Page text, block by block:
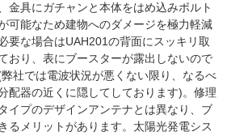
金具にガチャンと本体をはめ込みボルト
可能なため建物へのダメージを極力軽減
要な場合はUAH201の背面にスッキリ取
おり、表にブースターが露出しないので
社では電波状況が悪くない限り、なるべ
配器の近くに隠してしております)。修理
イプのデザインアンテナとは異なり、ブ
るメリットがあります。太陽光発電シス